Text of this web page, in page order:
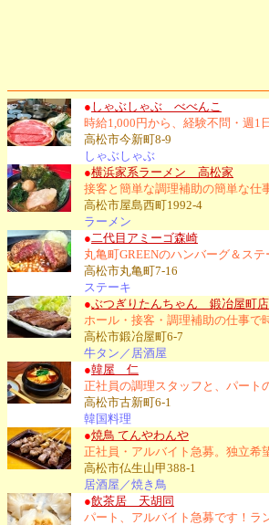
● しゃぶしゃぶ べべんこ
時給1,000円から、経験不問・週1
高松市今新町8-9
しゃぶしゃぶ
●横浜家系ラーメン 高松家
接客と簡単な調理補助の簡単な仕
高松市屋島西町1992-4
ラーメン
● 二代目アミーゴ森崎
丸亀町GREENのハンバーグ＆ス
高松市丸亀町7-16
ステーキ
●ぶつぎりたんちゃん 鍛冶屋町店
ホール・接客・調理補助の仕事で
高松市鍛冶屋町6-7
牛タン／居酒屋
●韓屋 仁
正社員の調理スタッフと、パート
高松市古新町6-1
韓国料理
●焼鳥 てんやわんや
正社員・アルバイト急募。独立希
高松市仏生山甲388-1
居酒屋／焼き鳥
●飲茶居 天胡同
パート、アルバイト急募です！ラ